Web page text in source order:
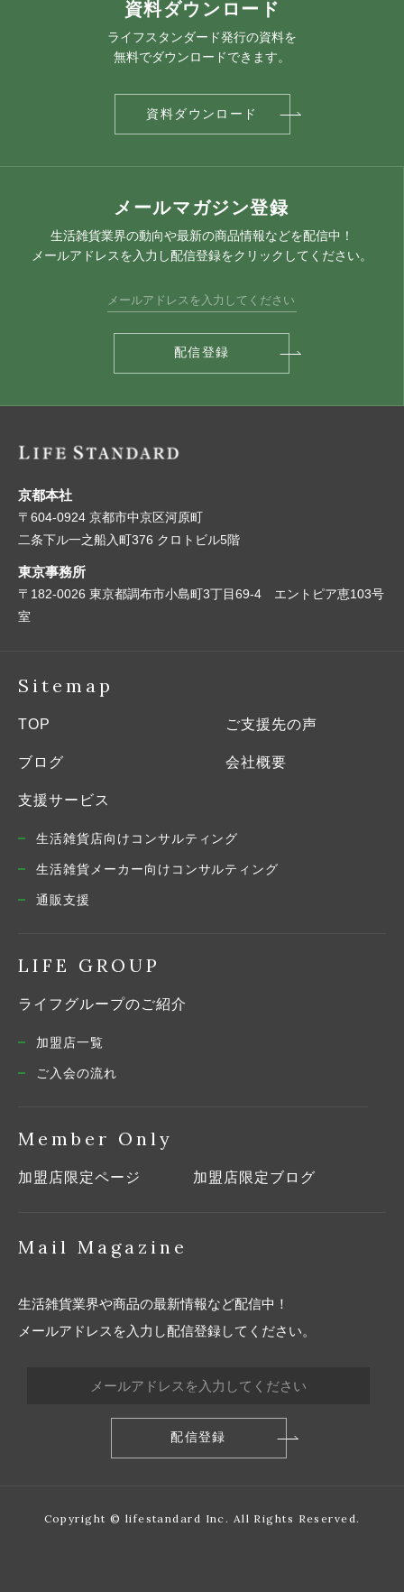
資料ダウンロード
ライフスタンダード発行の資料を
無料でダウンロードできます。
資料ダウンロード
メールマガジン登録
生活雑貨業界の動向や最新の商品情報などを配信中！
メールアドレスを入力し配信登録をクリックしてください。
京都本社
〒604-0924 京都市中京区河原町
二条下ル一之船入町376 クロトビル5階
東京事務所
〒182-0026 東京都調布市小島町3丁目69-4 エントピア恵103号
室
Sitemap
TOP ご支援先の声
ブログ 会社概要
支援サービス
生活雑貨店向けコンサルティング
生活雑貨メーカー向けコンサルティング
通販支援
LIFE GROUP
ライフグループのご紹介
加盟店一覧
ご入会の流れ
Member Only
加盟店限定ページ 加盟店限定ブログ
Mail Magazine
生活雑貨業界や商品の最新情報など配信中！
メールアドレスを入力し配信登録してください。
Copyright © lifestandard Inc. All Rights Reserved.